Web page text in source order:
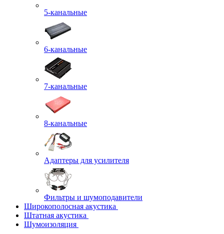
5-канальные
6-канальные
7-канальные
8-канальные
Адаптеры для усилителя
Фильтры и шумоподавители
Широкополосная акустика
Штатная акустика
Шумоизоляция